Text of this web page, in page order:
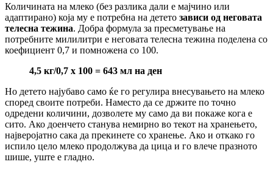
Количината на млеко (без разлика дали е мајчино или
адаптирано) која му е потребна на детето зависи од неговата
телесна тежина. Добра формула за пресметување на
потребните милилитри е неговата телесна тежина поделена со
коефициент 0,7 и помножена со 100.
4,5 кг/0,7 x 100 = 643 мл на ден
Но детето најубаво само ќе го регулира внесувањето на млеко
според своите потреби. Наместо да се држите по точно
одредени количини, дозволете му само да ви покаже кога е
сито. Ако доенчето станува немирно во текот на хранењето,
најверојатно сака да прекинете со хранење. Ако и откако го
испило цело млеко продолжува да цица и го влече празното
шише, уште е гладно.